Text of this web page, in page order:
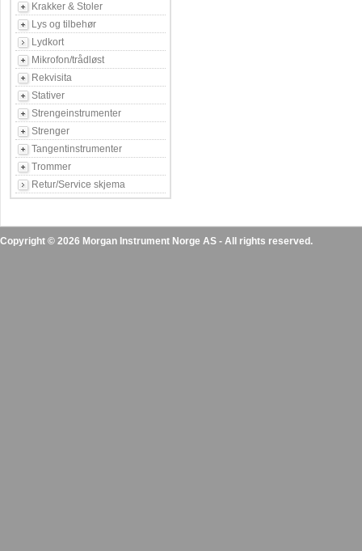
Krakker & Stoler
Lys og tilbehør
Lydkort
Mikrofon/trådløst
Rekvisita
Stativer
Strengeinstrumenter
Strenger
Tangentinstrumenter
Trommer
Retur/Service skjema
Copyright © 2026 Morgan Instrument Norge AS - All rights reserved.